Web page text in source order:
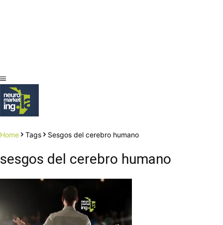
Home Tags Sesgos del cerebro humano
sesgos del cerebro humano